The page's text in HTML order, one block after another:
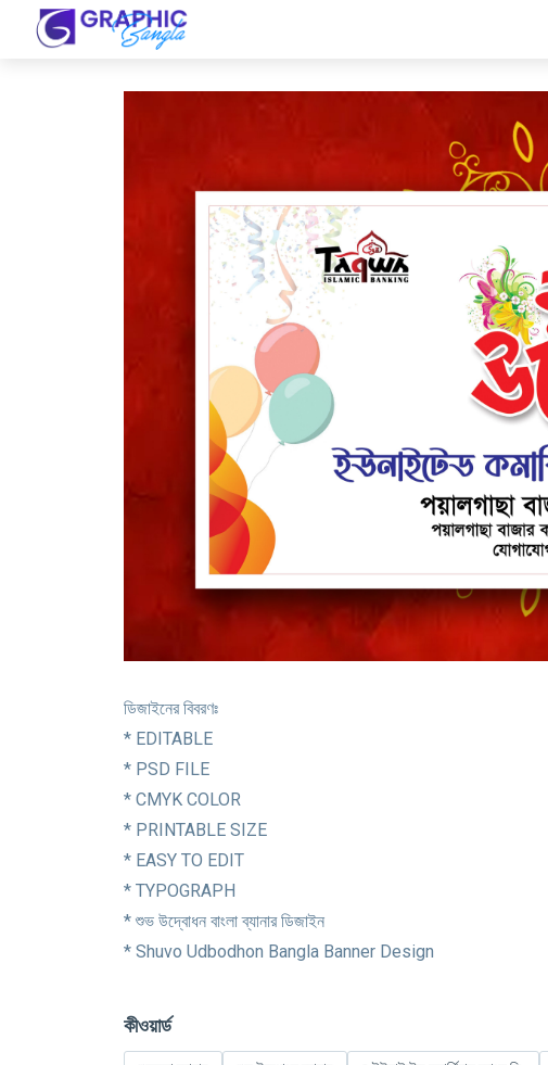
ডিজাইনের বিবরণঃ
* EDITABLE
* PSD FILE
* CMYK COLOR
* PRINTABLE SIZE
* EASY TO EDIT
* TYPOGRAPH
* শুভ উদ্বোধন বাংলা ব্যানার ডিজাইন
* Shuvo Udbodhon Bangla Banner Design
কীওয়ার্ড